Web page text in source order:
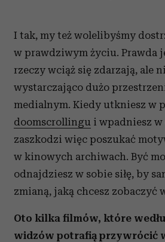
I tak, my też wolelibyśmy
w prawdziwym życiu. Prawda
rzeczy wciąż się zdarzają, ale
wystarczająco dużo
medialnym. Kiedy utkniesz w
doomscrollingu i wpadniesz w
zaszkodzi więc poszukać
w kinowych archiwach. Być
odnajdziesz w sobie siłę, by
zmianą, jaką chcesz zobaczyć
Oto kilka filmów, które
widzów potrafią przywrócić